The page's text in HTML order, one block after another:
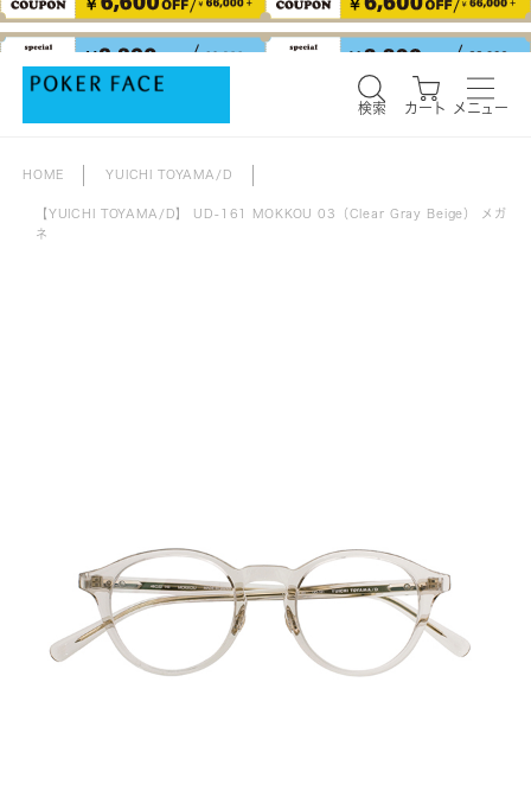
検索 カート メニュー
検索 カート メニュー
HOME YUICHI TOYAMA/D
【YUICHI TOYAMA/D】 UD-161 MOKKOU 03（Clear Gray Beige） メガ
ネ